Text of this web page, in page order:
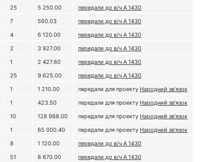
25 5 250.00
передали до в/ч А 1430
7 560.03
передали до в/ч А 1430
4 6 120.00
передали до в/ч А 1430
2 3 927.00
передали до в/ч А 1430
1 2 427.60
передали до в/ч А 1430
25 9 625.00
передали до в/ч А 1430
1 1 210.00 передали для проекту Народний зв’язок
1 423.50 передали для проекту Народний зв’язок
10 128 988.00 передали для проекту Народний зв’язок
1 65 000.40 передали для проекту Народний зв’язок
8 1 120.00
передали до в/ч А 1430
51 8 670.00
передали до в/ч А 1430